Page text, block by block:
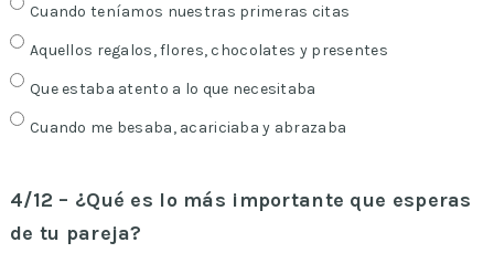
Cuando teníamos nuestras primeras citas
Aquellos regalos, flores, chocolates y presentes
Que estaba atento a lo que necesitaba
Cuando me besaba, acariciaba y abrazaba
4/12 – ¿Qué es lo más importante que esperas
de tu pareja?